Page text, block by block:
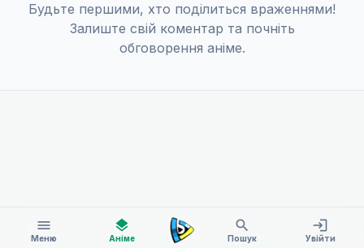
menu
Меню
layers
Аніме
search
Пошук
login
Увійти
Будьте першими, хто поділиться враженнями!
Залиште свій коментар та почніть
обговорення аніме.